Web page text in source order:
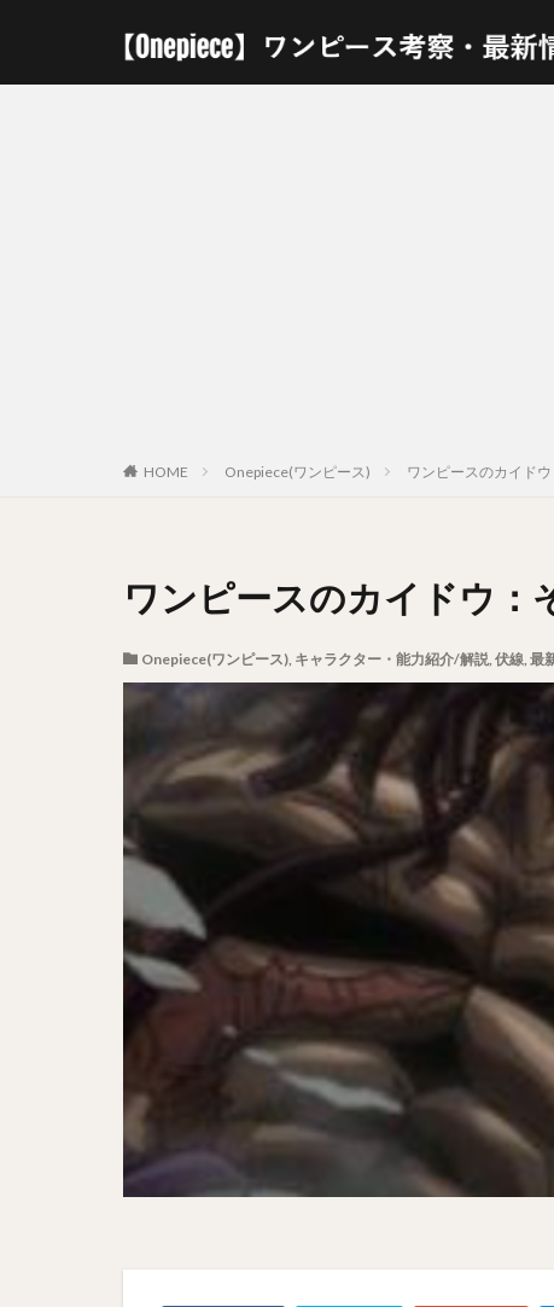
HOME Onepiece(ワンピース) ワンピースのカイド
ワンピースのカイドウ：
Onepiece(ワンピース), キャラクター・能力紹介/解説, 伏線, 最